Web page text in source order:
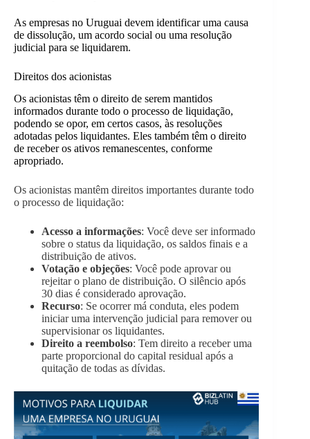
As empresas no Uruguai devem identificar uma causa
de dissolução, um acordo social ou uma resolução
judicial para se liquidarem.
Direitos dos acionistas
Os acionistas têm o direito de serem mantidos
informados durante todo o processo de liquidação,
podendo se opor, em certos casos, às resoluções
adotadas pelos liquidantes. Eles também têm o direito
de receber os ativos remanescentes, conforme
apropriado.
Os acionistas mantêm direitos importantes durante todo
o processo de liquidação:
Acesso a informações: Você deve ser informado
sobre o status da liquidação, os saldos finais e a
distribuição de ativos.
Votação e objeções: Você pode aprovar ou
rejeitar o plano de distribuição. O silêncio após
30 dias é considerado aprovação.
Recurso: Se ocorrer má conduta, eles podem
iniciar uma intervenção judicial para remover ou
supervisionar os liquidantes.
Direito a reembolso: Tem direito a receber uma
parte proporcional do capital residual após a
quitação de todas as dívidas.